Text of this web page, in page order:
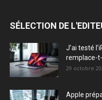
SÉLECTION DE
J’ai testé
remplace-
29 octobre
Apple